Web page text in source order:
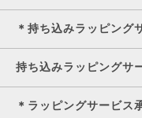
＊持ち込みラッピング
持ち込みラッピングサ
＊ラッピングサービス